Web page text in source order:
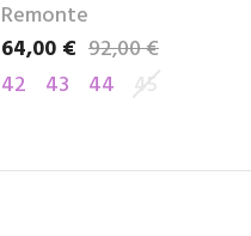
Remonte
Prix
64,00 €
Prix de base92,00 €
42
43 44 45